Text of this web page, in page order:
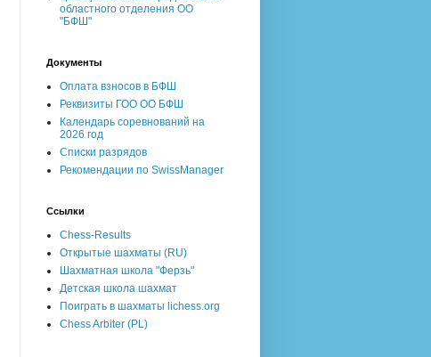
областного отделения ОО
"БФШ"
Документы
Оплата взносов в БФШ
Реквизиты ГОО ОО БФШ
Календарь соревнований на
2026 год
Списки разрядов
Рекомендации по SwissManager
Ссылки
Chess-Results
Открытые шахматы (RU)
Шахматная школа "Ферзь"
Детская школа шахмат
Поиграть в шахматы lichess.org
Chess Arbiter (PL)